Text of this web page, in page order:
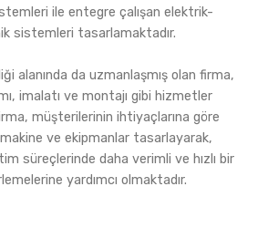
ile entegre çalışan elektrik-
sistemleri tasarlamaktadır.
alanında da uzmanlaşmış olan firma,
imalatı ve montajı gibi hizmetler
müşterilerinin ihtiyaçlarına göre
ve ekipmanlar tasarlayarak,
süreçlerinde daha verimli ve hızlı bir
yardımcı olmaktadır.